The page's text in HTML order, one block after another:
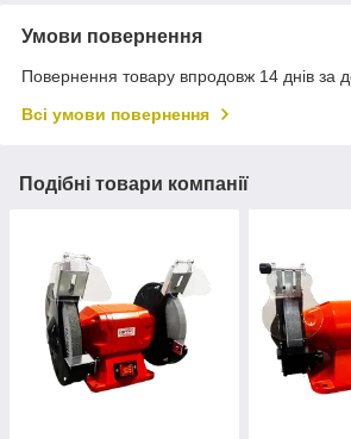
Умови повернення
Повернення товару впродовж 14 днів за
Всі умови повернення
Подібні товари компанії